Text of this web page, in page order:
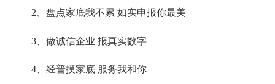
2、盘点家底我不累 如实申报你最美
3、做诚信企业 报真实数字
4、经普摸家底 服务我和你